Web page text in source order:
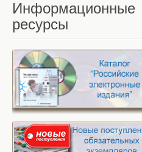
Информационные
ресурсы